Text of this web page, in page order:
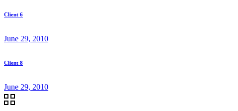
Client 6
June 29, 2010
Client 8
June 29, 2010